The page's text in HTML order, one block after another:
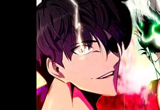
MANHWAS
UNICOS!